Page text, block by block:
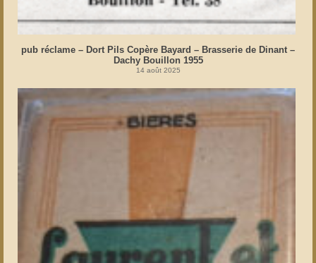
pub réclame – Dort Pils Copère Bayard – Brasserie de Dinant –
Dachy Bouillon 1955
14 août 2025